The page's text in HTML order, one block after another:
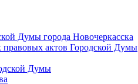
Думы города Новочеркасска
актов Городской Думы
Думы